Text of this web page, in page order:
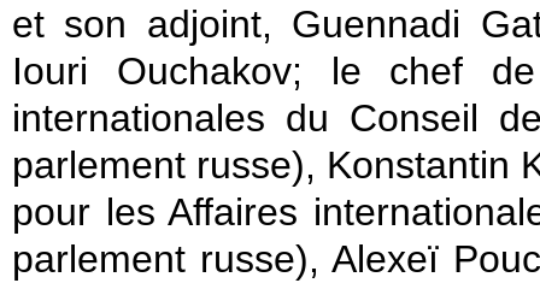
et son adjoint, Guennadi
Iouri Ouchakov; le chef
internationales du Conseil
parlement russe), Konstantin
pour les Affaires
parlement russe), Alexeï